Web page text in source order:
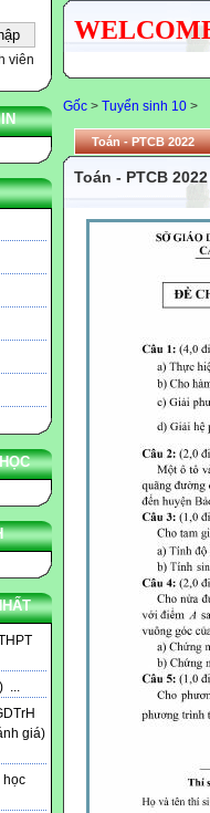
viên
...
giá)
học
Gốc > Tuyển sinh 10 >
Toán - PTCB 2022
Toán - PTCB 2022